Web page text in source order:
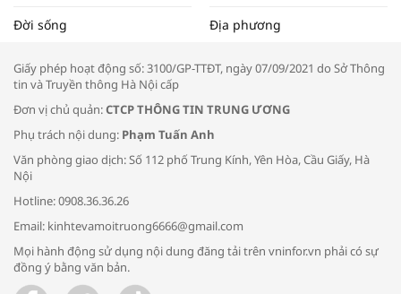
Tọa đàm “Xúc tiến thương mại: Khơi
Bác sĩ tư vấn cách phòng tránh bệnh
đường hô hấp trong thời tiết giao mùa
Trao yêu thương cho em
Đời sống Địa phương
Giấy phép hoạt động số: 3100/GP-TTĐT, ngày 07/09/2021 do Sở Thông
tin và Truyền thông Hà Nội cấp
Đơn vị chủ quản:CTCP THÔNG TIN TRUNG ƯƠNG
Phụ trách nội dung: Phạm Tuấn Anh
Văn phòng giao dịch: Số 112 phố Trung Kính, Yên Hòa, Cầu Giấy, Hà
Nội
Hotline: 0908.36.36.26
Email: kinhtevamoitruong6666@gmail.com
Mọi hành động sử dụng nội dung đăng tải trên vninfor.vn phải có sự
đồng ý bằng văn bản.